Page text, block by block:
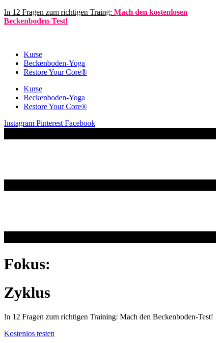
Zum
Inhalt
In 12 Fragen zum richtigen Traing: Mach den kostenlosen
Beckenboden-Test!
Kurse
Becken­boden-Yoga
Restore Your Core®
Kurse
Becken­boden-Yoga
Restore Your Core®
Instagram Pinterest Facebook
Fokus:
Zyklus
In 12 Fragen zum richtigen Training: Mach den Beckenboden-Test!
Kostenlos testen